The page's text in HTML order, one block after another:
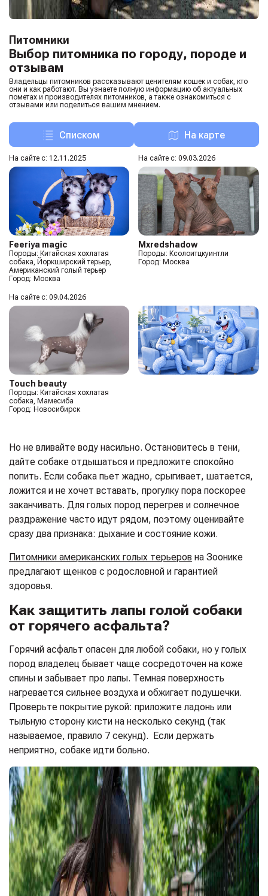
Питомники
Выбор питомника по городу, породе и
отзывам
Владельцы питомников рассказывают ценителям кошек и собак, кто
они и как работают. Вы узнаете полную информацию об актуальных
пометах и производителях питомников, а также ознакомиться с
отзывами или поделиться вашим мнением.
Списком На карте
На сайте с: 12.11.2025
Feeriya magic
Породы: Китайская хохлатая
собака, Йоркширский терьер,
Американский голый терьер
Город: Москва
На сайте с: 09.03.2026
Mxredshadow
Породы: Ксолоитцкуинтли
Город: Москва
На сайте с: 09.04.2026
Touch beauty
Породы: Китайская хохлатая
собака, Мамесиба
Город: Новосибирск
Но не вливайте воду насильно. Остановитесь в тени,
дайте собаке отдышаться и предложите спокойно
попить. Если собака пьет жадно, срыгивает, шатается,
ложится и не хочет вставать, прогулку пора поскорее
заканчивать. Для голых пород перегрев и солнечное
раздражение часто идут рядом, поэтому оценивайте
сразу два признака: дыхание и состояние кожи.
Питомники американских голых терьеров на Зоонике
предлагают щенков с родословной и гарантией
здоровья.
Как защитить лапы голой собаки
от горячего асфальта?
Горячий асфальт опасен для любой собаки, но у голых
пород владелец бывает чаще сосредоточен на коже
спины и забывает про лапы. Темная поверхность
нагревается сильнее воздуха и обжигает подушечки.
Проверьте покрытие рукой: приложите ладонь или
тыльную сторону кисти на несколько секунд (так
называемое, правило 7 секунд). Если держать
неприятно, собаке идти больно.